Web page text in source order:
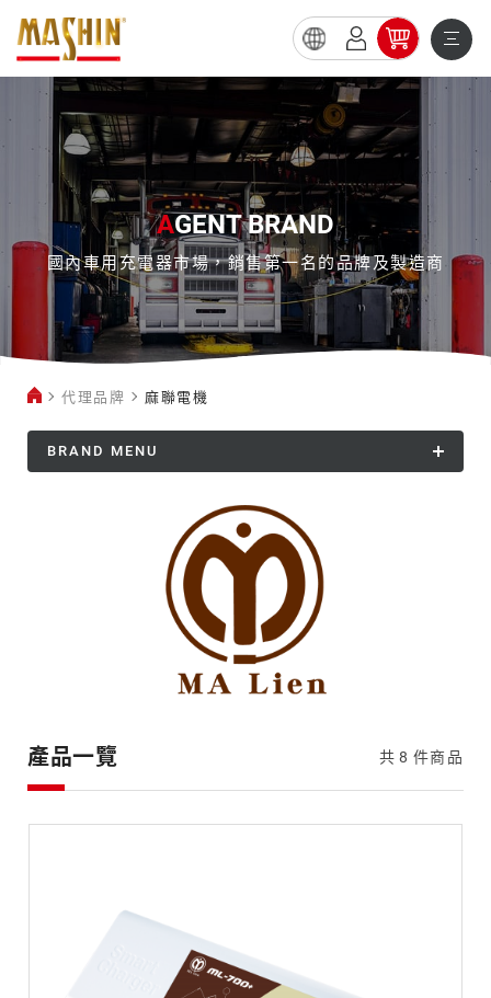
麻
電
AGENT BRAND
國內車用充電器市場，銷售第一名的品牌及製造商
代理品牌 麻聯電機
BRAND MENU
產品一覽 共 8 件商品